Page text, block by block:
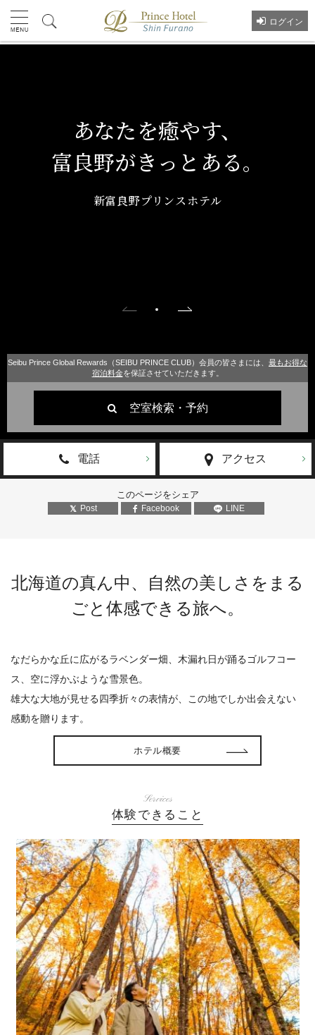
ログイン
あなたを癒やす、
富良野がきっとある。
新富良野プリンスホテル
Seibu Prince Global Rewards（SEIBU PRINCE CLUB）会員の皆さまには、 最もお得な
宿泊料金を保証させていただきます。
空室検索・予約
電話 アクセス
このページをシェア
Post Facebook LINE
北海道の真ん中、自然の美しさをまる
ごと体感できる旅へ。
なだらかな丘に広がるラベンダー畑、木漏れ日が踊るゴルフコー
ス、空に浮かぶような雪景色。
雄大な大地が見せる四季折々の表情が、この地でしか出会えない
感動を贈ります。
ホテル概要
Services
体験できること